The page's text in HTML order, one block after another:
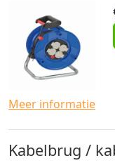
Meer informatie
Kabelbrug /